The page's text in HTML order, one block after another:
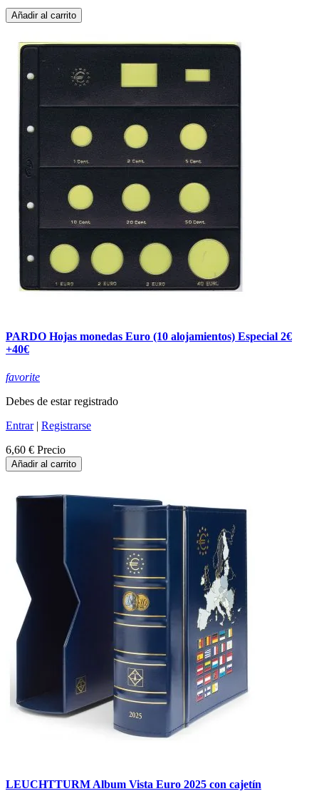
Añadir al carrito
PARDO Hojas monedas Euro (10 alojamientos) Especial 2€
+40€
favorite
Debes de estar registrado
Entrar| Registrarse
6,60 € Precio
Añadir al carrito
LEUCHTTURM Album Vista Euro 2025 con cajetín